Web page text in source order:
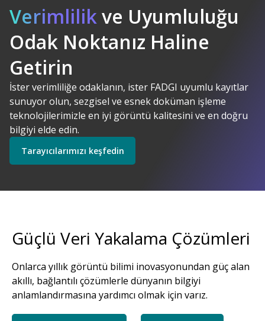
Verimlilikve Uyumluluğu
Odak Noktanız Haline
Getirin
İster verimliliğe odaklanın, ister FADGI uyumlu kayıtlar
sunuyor olun, sezgisel ve esnek doküman işleme
teknolojilerimizle en iyi görüntü kalitesini ve en doğru
bilgiyi elde edin.
Tarayıcılarımızı keşfedin
AI Destekli
Keşfedin
Kodak Alaris. Anlamlı
Çözümler
Çözümlerimizi keşfedin
Tarayıcılarımızı keşfedin
Servislerimizi keşfedin
Güçlü Veri Yakalama Çözümleri
Onlarca yıllık görüntü bilimi inovasyonundan güç alan
akıllı, bağlantılı çözümlerle dünyanın bilgiyi
anlamlandırmasına yardımcı olmak için varız.